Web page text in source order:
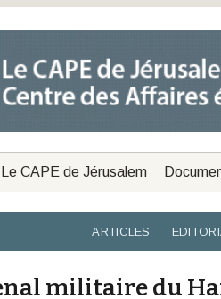
Le CAPE de Jérusalem
ARTICLES
militaire du